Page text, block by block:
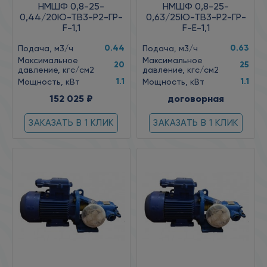
НМШФ 0,8-25-
0,44/20Ю-ТВ3-Р2-ГР-
F-1,1
Подача, м3/ч 0.44
Максимальное
давление, кгс/см2
20
Мощность, кВт 1.1
152 025 ₽
ЗАКАЗАТЬ В 1 КЛИК
НМШФ 0,8-25-
0,63/25Ю-ТВ3-Р2-ГР-
F-Е-1,1
Подача, м3/ч 0.63
Максимальное
давление, кгс/см2
25
Мощность, кВт 1.1
договорная
ЗАКАЗАТЬ В 1 КЛИК